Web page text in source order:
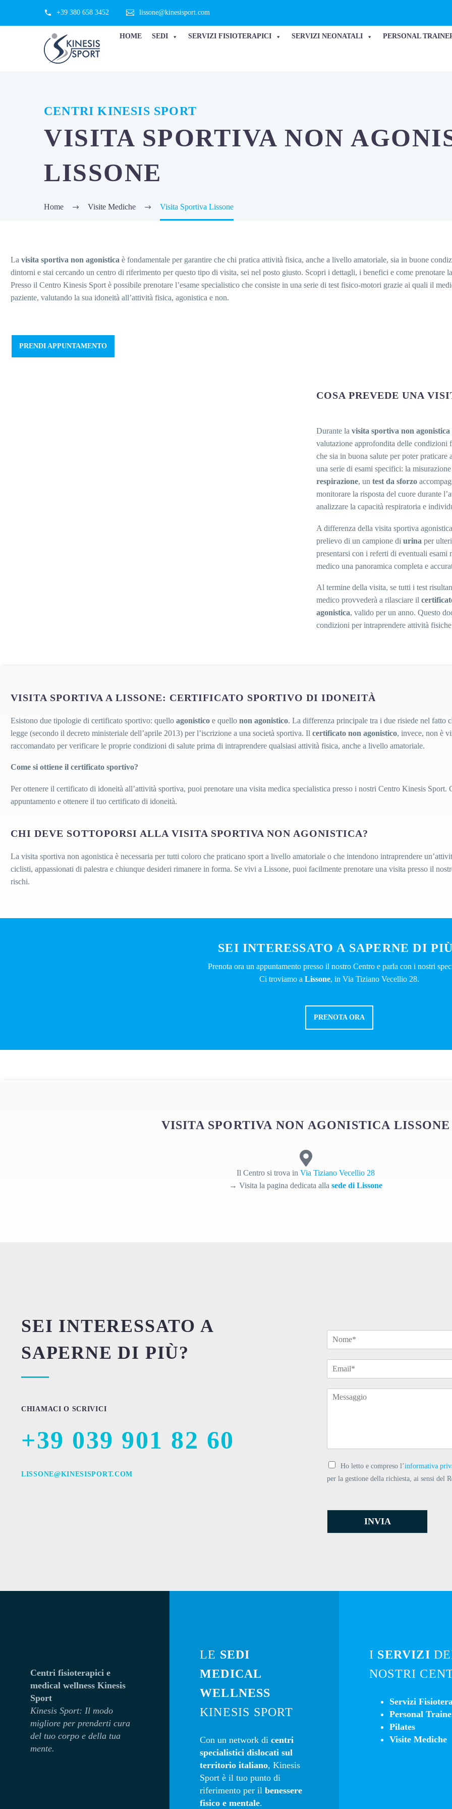
+39 380 658 3452 lissone@kinesisport.com
HOME SEDI SERVIZI FISIOTERAPICI SERVIZI NEONATALI PERSONAL
CENTRI KINESIS SPORT
VISITA SPORTIVA NON
LISSONE
Home Visite Mediche Visita Sportiva Lissone
La visita sportiva non agonistica è fondamentale per garantire che chi pratica attività fisica, anche a livello amatoriale, sia in buone
dintorni e stai cercando un centro di riferimento per questo tipo di visita, sei nel posto giusto. Scopri i dettagli, i benefici e come prenotare
Presso il Centro Kinesis Sport è possibile prenotare l’esame specialistico che consiste in una serie di test fisico-motori grazie ai quali il
paziente, valutando la sua idoneità all’attività fisica, agonistica e non.
PRENDI APPUNTAMENTO
COSA PREVEDE UNA
Durante la visita sportiva non agonistica
valutazione approfondita delle condizioni
che sia in buona salute per poter
una serie di esami specifici: la
respirazione, un test da sforzo
monitorare la risposta del cuore durante
analizzare la capacità respiratoria e
A differenza della visita sportiva
prelievo di un campione di urina per
presentarsi con i referti di eventuali
medico una panoramica completa e
Al termine della visita, se tutti i test
medico provvederà a rilasciare il
agonistica, valido per un anno. Questo
condizioni per intraprendere attività
VISITA SPORTIVA A LISSONE: CERTIFICATO SPORTIVO DI IDONEITÀ
Esistono due tipologie di certificato sportivo: quello agonistico e quello non agonistico. La differenza principale tra i due risiede nel fatto
legge (secondo il decreto ministeriale dell’aprile 2013) per l’iscrizione a una società sportiva. Il certificato non agonistico, invece, non è
raccomandato per verificare le proprie condizioni di salute prima di intraprendere qualsiasi attività fisica, anche a livello amatoriale.
Come si ottiene il certificato sportivo?
Per ottenere il certificato di idoneità all’attività sportiva, puoi prenotare una visita medica specialistica presso i nostri Centro Kinesis Sport.
appuntamento e ottenere il tuo certificato di idoneità.
CHI DEVE SOTTOPORSI ALLA VISITA SPORTIVA NON AGONISTICA?
La visita sportiva non agonistica è necessaria per tutti coloro che praticano sport a livello amatoriale o che intendono intraprendere
ciclisti, appassionati di palestra e chiunque desideri rimanere in forma. Se vivi a Lissone, puoi facilmente prenotare una visita presso il
rischi.
SEI INTERESSATO A SAPERNE DI
Prenota ora un appuntamento presso il nostro Centro e parla con i nostri
Ci troviamo a Lissone, in Via Tiziano Vecellio 28.
PRENOTA ORA
VISITA SPORTIVA NON AGONISTICA LISSONE
Il Centro si trova in Via Tiziano Vecellio 28
→ Visita la pagina dedicata alla sede di Lissone
SEI INTERESSATO A
SAPERNE DI PIÙ?
CHIAMACI O SCRIVICI
+39 039 901 82 60
LISSONE@KINESISPORT.COM
Ho letto e compreso l’informativa
per la gestione della richiesta, ai sensi del
INVIA
Centri fisioterapici e
medical wellness Kinesis
Sport
Kinesis Sport: Il modo
migliore per prenderti cura
del tuo corpo e della tua
mente.
LE SEDI
MEDICAL
WELLNESS
KINESIS SPORT
Con un network di centri
specialistici dislocati sul
territorio italiano, Kinesis
Sport è il tuo punto di
riferimento per il benessere
fisico e mentale.
I SERVIZI
NOSTRI
Servizi
Personal
Pilates
Visite Mediche